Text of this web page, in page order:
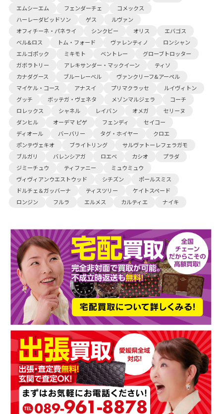
エムシーエム
フェンダーチェ
コメックス
ハーレーダビッドソン
ゲス
ルヴァン
オフィチーネ・パネライ
シンクビー オリス
エバゴス
ベル&ロス
トム・フォード ヴァレンティノ
ロンシャン
エルゴポック
ミキモト ベントレー
グローブトロッター
ガボラトリー
アレキサンダー・マックイーン
ティソ
カナダグース
ブルーレーベル
ヴァンクリーフ&アーペル
マイケル・コース
アナスイ プリマクラッセ
ルイヴィトン
グッチ
ボッテガ・ヴェネタ メゾンマルジェラ
コーチ
ロレックス
シャネル レイバン オメガ
セリーヌ
ダンヒル
オーデマ ピゲ フェンディ
セイコー
ディオール
バーバリー タグ・ホイヤー
クロエ
ポンテヴェキオ
ブライトリング
サルヴァトーレフェラガモ
ブルガリ
バレンシアガ ロエベ カシオ
プラダ
ジミーチュウ
ティファニー
ミュウミュウ
ヴィヴィアンウエストウッド
シチズン
ポールスミス
ドルチェ＆ガッバーナ
ティスツリー
ケイトスペード
ロンジン
フルラ エルメス カルティエ ナイキ